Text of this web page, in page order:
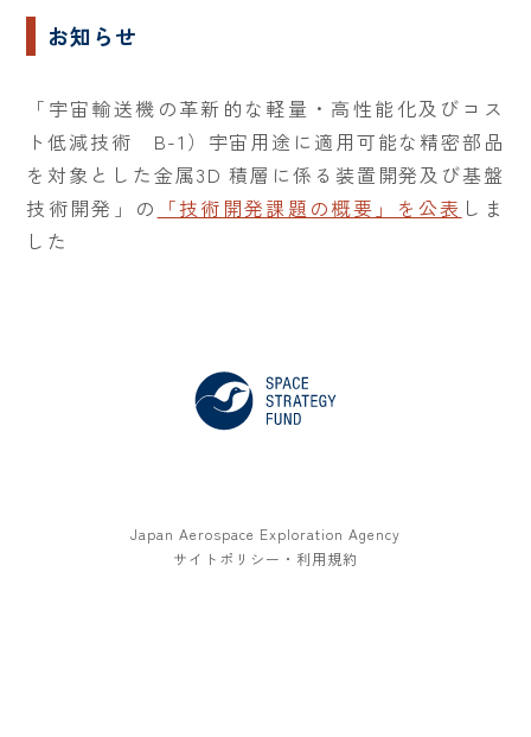
お知らせ
「宇宙輸送機の革新的な軽量・高性能化及びコス
ト低減技術 B-1）宇宙用途に適用可能な精密部品
を対象とした金属3D 積層に係る装置開発及び基盤
技術開発」の 「技術開発課題の概要」を公表 しま
した
Japan Aerospace Exploration Agency
サイトポリシー・利用規約